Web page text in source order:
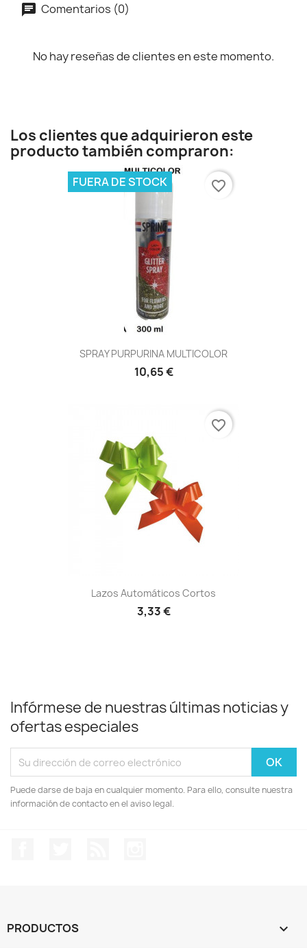
Comentarios (0)
No hay reseñas de clientes en este momento.
Los clientes que adquirieron este
producto también compraron:
SPRAY PURPURINA MULTICOLOR
10,65 €
FUERA DE STOCK favorite_border
Lazos Automáticos Cortos
3,33 €
favorite_border
Infórmese de nuestras últimas noticias y
ofertas especiales
Puede darse de baja en cualquier momento. Para ello, consulte nuestra
información de contacto en el aviso legal.
PRODUCTOS 